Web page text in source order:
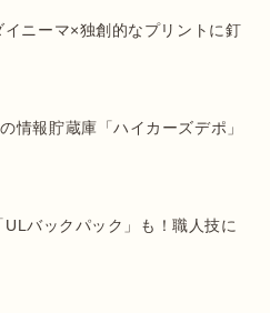
イニーマ×独創的なプリントに釘
情報貯蔵庫「ハイカーズデポ」
ULバックパック」も！職人技に